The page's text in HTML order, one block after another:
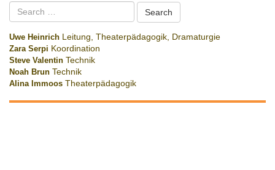
Search
for:
Uwe Heinrich Leitung, Theaterpädagogik, Dramaturgie
Zara Serpi Koordination
Steve Valentin Technik
Noah Brun Technik
Alina Immoos Theaterpädagogik